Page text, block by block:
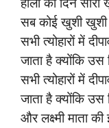
सब कोई खुशी खुशी
सभी त्योहारों में
जाता है क्योंकि
सभी त्योहारों में
जाता है क्योंकि उस
और लक्ष्मी माता